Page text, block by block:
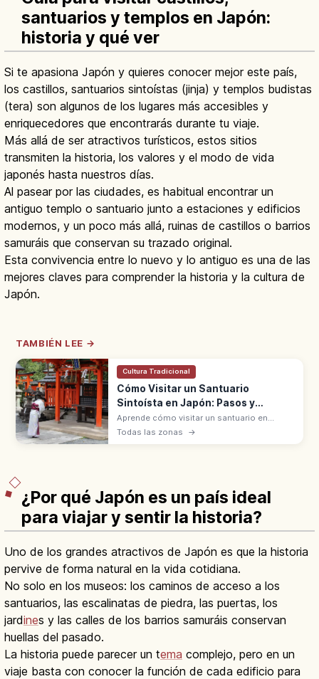
santuarios y templos en Japón:
historia y qué ver
Si te apasiona Japón y quieres conocer mejor este país,
los castillos, santuarios sintoístas (jinja) y templos budistas
(tera) son algunos de los lugares más accesibles y
enriquecedores que encontrarás durante tu viaje.
Más allá de ser atractivos turísticos, estos sitios
transmiten la historia, los valores y el modo de vida
japonés hasta nuestros días.
Al pasear por las ciudades, es habitual encontrar un
antiguo templo o santuario junto a estaciones y edificios
modernos, y un poco más allá, ruinas de castillos o barrios
samuráis que conservan su trazado original.
Esta convivencia entre lo nuevo y lo antiguo es una de las
mejores claves para comprender la historia y la cultura de
Japón.
TAMBIÉN LEE →
Cultura Tradicional
Cómo Visitar un Santuario
Sintoísta en Japón: Pasos y
Normas
Aprende cómo visitar un santuario en
Japón: significado, pasos básicos y
Todas las zonas →
¿Por qué Japón es un país ideal
para viajar y sentir la historia?
Uno de los grandes atractivos de Japón es que la historia
pervive de forma natural en la vida cotidiana.
No solo en los museos: los caminos de acceso a los
santuarios, las escalinatas de piedra, las puertas, los
jardines y las calles de los barrios samuráis conservan
huellas del pasado.
La historia puede parecer un tema complejo, pero en un
viaje basta con conocer la función de cada edificio para